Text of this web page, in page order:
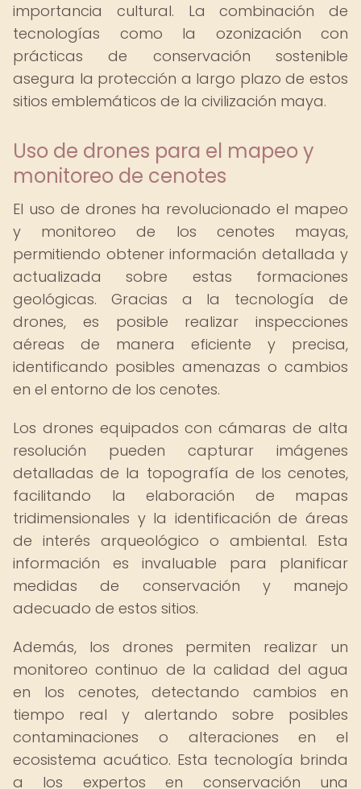
importancia cultural. La combinación de
tecnologías como la ozonización con
prácticas de conservación sostenible
asegura la protección a largo plazo de estos
sitios emblemáticos de la civilización maya.
Uso de drones para el mapeo y
monitoreo de cenotes
El uso de drones ha revolucionado el mapeo
y monitoreo de los cenotes mayas,
permitiendo obtener información detallada y
actualizada sobre estas formaciones
geológicas. Gracias a la tecnología de
drones, es posible realizar inspecciones
aéreas de manera eficiente y precisa,
identificando posibles amenazas o cambios
en el entorno de los cenotes.
Los drones equipados con cámaras de alta
resolución pueden capturar imágenes
detalladas de la topografía de los cenotes,
facilitando la elaboración de mapas
tridimensionales y la identificación de áreas
de interés arqueológico o ambiental. Esta
información es invaluable para planificar
medidas de conservación y manejo
adecuado de estos sitios.
Además, los drones permiten realizar un
monitoreo continuo de la calidad del agua
en los cenotes, detectando cambios en
tiempo real y alertando sobre posibles
contaminaciones o alteraciones en el
ecosistema acuático. Esta tecnología brinda
a los expertos en conservación una